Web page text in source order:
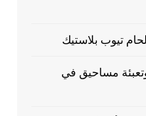
تيوب بلاستيك
مساحيق في